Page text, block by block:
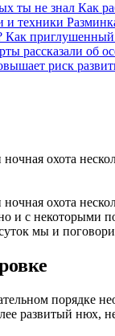
Как
Как приглушенный
рассказали об
риск
охота
охота
и с
мы и
порядке
развитый нюх,